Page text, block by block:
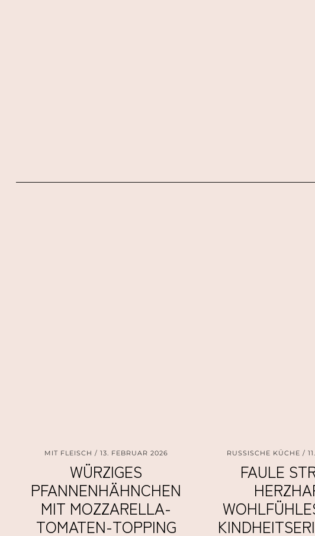
MIT FLEISCH 13. FEBRUAR 2026
WÜRZIGES
PFANNENHÄHNCHEN
MIT MOZZARELLA-
TOMATEN-TOPPING
RUSSISCHE KÜCHE
FAULE